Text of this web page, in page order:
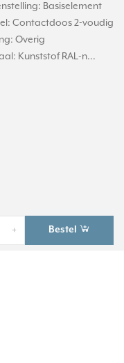
Basiselement
Contactdoos 2-voudig
Overig
Kunststof RAL-n...
+ Bestel